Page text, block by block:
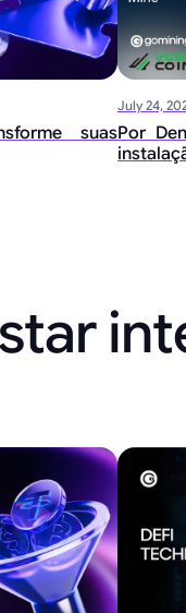
suas
July 24,
Por